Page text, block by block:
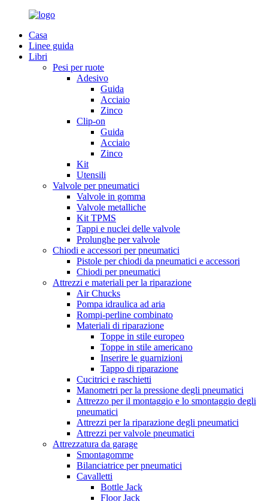
Casa
Linee guida
Libri
Pesi per ruote
Adesivo
Guida
Acciaio
Zinco
Clip-on
Guida
Acciaio
Zinco
Kit
Utensili
Valvole per pneumatici
Valvole in gomma
Valvole metalliche
Kit TPMS
Tappi e nuclei delle valvole
Prolunghe per valvole
Chiodi e accessori per pneumatici
Pistole per chiodi da pneumatici e accessori
Chiodi per pneumatici
Attrezzi e materiali per la riparazione
Air Chucks
Pompa idraulica ad aria
Rompi-perline combinato
Materiali di riparazione
Toppe in stile europeo
Toppe in stile americano
Inserire le guarnizioni
Tappo di riparazione
Cucitrici e raschietti
Manometri per la pressione degli pneumatici
Attrezzo per il montaggio e lo smontaggio degli
pneumatici
Attrezzi per la riparazione degli pneumatici
Attrezzi per valvole pneumatici
Attrezzatura da garage
Smontagomme
Bilanciatrice per pneumatici
Cavalletti
Bottle Jack
Floor Jack